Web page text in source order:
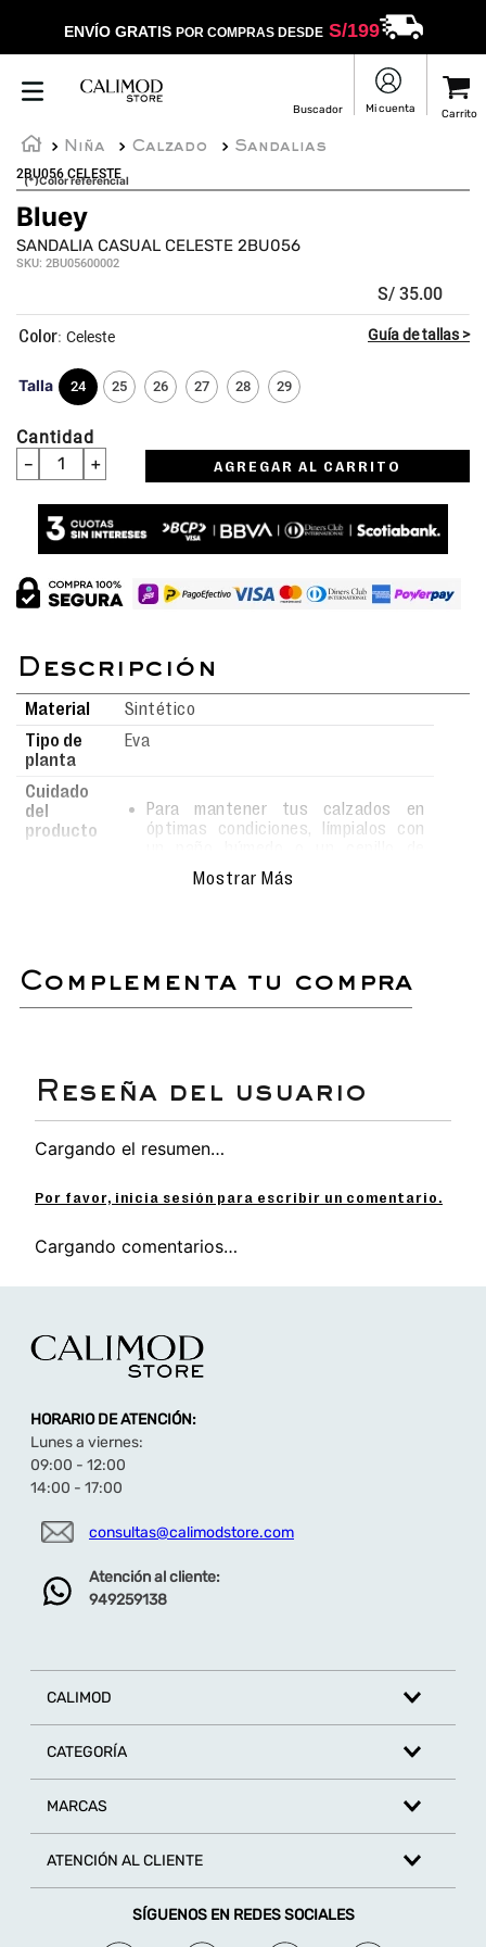
ENVÍO GRATIS POR COMPRAS DESDES/199
Niña Calzado
Sandalias
2BU056 CELESTE
(*)Color referencial
Bluey
SANDALIA CASUAL CELESTE 2BU056
SKU: 2BU05600002
S/ 35.00
Talla 24 25 26 27 28 29
: Celeste
Cantidad
＋
－ AGREGAR AL CARRITO
Con vibrante color celeste, es ultraligera y
personajes Bluey y Bingo en relieve, dándoles
Material: Combinación de RUBBER y EVA que la
permitiendo total libertad de movimiento.
agua y la humedad.
Comodidad: Diseño Slide práctico y sin cierres
para un calce rápido y seguro, fácil de limpiar.
PLASTISOL diseñado para soportar las
travesuras de las niñas.
Más Sandalias de Niñas Temáticas y para Verano
aquí
Material
Sintético
Tipo de
planta
Eva
Cuidado
del
producto
Para mantener tus calzados en
óptimas condiciones, límpialos con
cerdas suaves usando agua y jabón.
Evita el uso de detergentes fuertes,
durabilidad.
Mostrar Más
complementa tu compra
Cargando el resumen…
Por favor, inicia sesión para escribir un comentario.
Cargando comentarios…
HORARIO DE ATENCIÓN:
Lunes a viernes:
09:00 - 12:00
14:00 - 17:00
consultas@calimodstore.com
Atención al cliente:
949259138
CALIMOD
CATEGORÍA
MARCAS
ATENCIÓN AL CLIENTE
SÍGUENOS EN REDES SOCIALES